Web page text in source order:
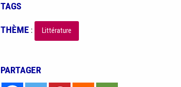
TAGS
THÈME : Littérature
PARTAGER